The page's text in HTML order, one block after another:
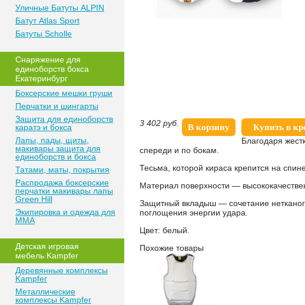
Уличные Батуты ALPIN
Батут Atlas Sport
Батуты Scholle
Снаряжение для
единоборств бокса
Екатеринбург
Боксерские мешки груши
Перчатки и шингарты
Защита для единоборств
каратэ и бокса
Лапы, пады, щиты,
макивары защита для
единоборств и бокса
Татами, маты, покрытия
Распродажа боксерские
перчатки макивары лапы
Green Hill
Экипировка и одежда для
MMA
Детская игровая
мебель Kampfer
Деревянные комплексы
Kampfer
Металлические
комплексы Kampfer
3 402 руб. В корзину
Купить в
Благодаря
спереди и по бокам.
Тесьма, которой кираса крепится на
Материал поверхности —
Защитный вкладыш — сочетание
поглощения энергии удара.
Цвет: белый.
Похожие товары